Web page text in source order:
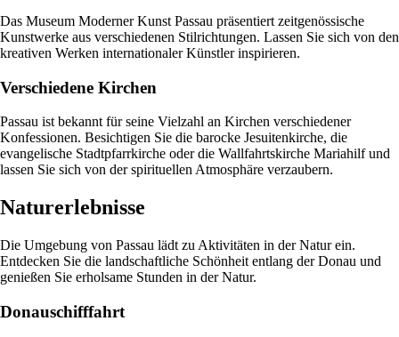
Das Museum Moderner Kunst Passau präsentiert zeitgenössische
Kunstwerke aus verschiedenen Stilrichtungen. Lassen Sie sich von den
kreativen Werken internationaler Künstler inspirieren.
Verschiedene Kirchen
Passau ist bekannt für seine Vielzahl an Kirchen verschiedener
Konfessionen. Besichtigen Sie die barocke Jesuitenkirche, die
evangelische Stadtpfarrkirche oder die Wallfahrtskirche Mariahilf und
lassen Sie sich von der spirituellen Atmosphäre verzaubern.
Naturerlebnisse
Die Umgebung von Passau lädt zu Aktivitäten in der Natur ein.
Entdecken Sie die landschaftliche Schönheit entlang der Donau und
genießen Sie erholsame Stunden in der Natur.
Donauschifffahrt